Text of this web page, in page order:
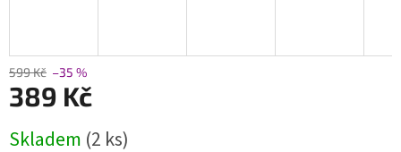
599 Kč –35 %
389 Kč
cena:
Skladem (2 ks)